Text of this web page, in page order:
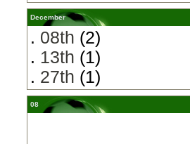
December
. 08th (2)
. 13th (1)
. 27th (1)
08